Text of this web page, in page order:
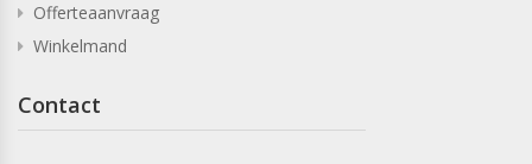
Offerteaanvraag
Winkelmand
Contact